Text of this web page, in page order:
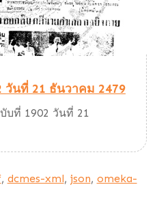
วันที่ 21 ธันวาคม 2479
บที่ 1902 วันที่ 21
, dcmes-xml, json, omeka-